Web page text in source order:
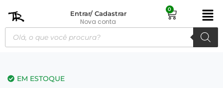
Entrar/ Cadastrar
Nova conta
0
EM ESTOQUE